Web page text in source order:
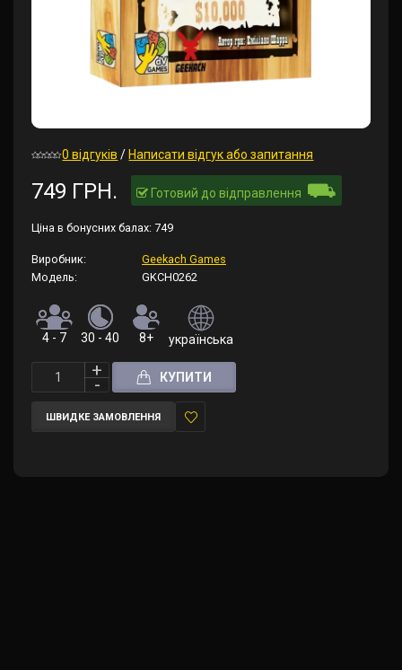
0 відгуків / Написати відгук або запитання
749 ГРН. Готовий до відправлення ⛟
Ціна в бонусних балах: 749
Виробник:
Geekach Games
Модель:
GKCH0262
4 - 7 30 - 40 8+ українська
КУПИТИ
ШВИДКЕ ЗАМОВЛЕННЯ